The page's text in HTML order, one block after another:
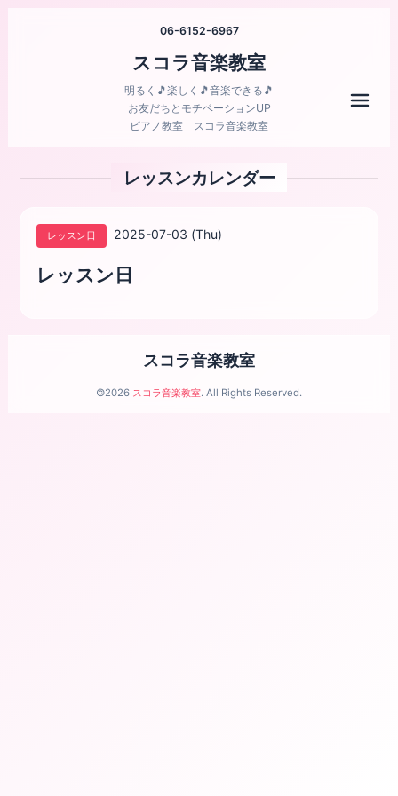
06-6152-6967
スコラ音楽教室
明るく🎵楽しく🎵音楽できる🎵
お友だちとモチベーションUP
ピアノ教室 スコラ音楽教室
レッスンカレンダー
レッスン日 2025-07-03 (Thu)
レッスン日
スコラ音楽教室
©2026 スコラ音楽教室. All Rights Reserved.